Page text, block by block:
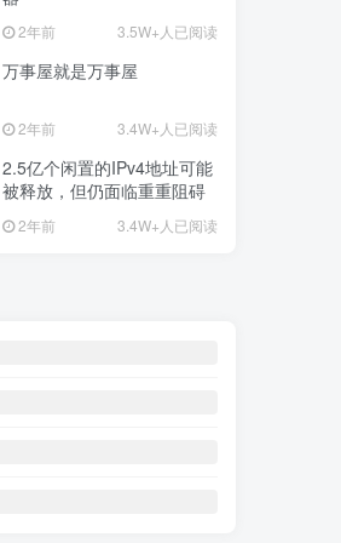
2年前 3.5W+人已阅读
万事屋就是万事屋
2年前 3.4W+人已阅读
2.5亿个闲置的IPv4地址可能
被释放，但仍面临重重阻碍
2年前 3.4W+人已阅读